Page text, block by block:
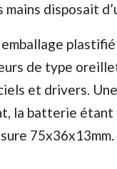
mains disposait
emballage
de type
et drivers.
la batterie étant
75x36x13mm.